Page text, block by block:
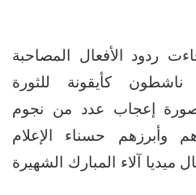
ردود الأفعال المصاحبة
ناشطون كأيقونة للثورة
إعجاب عدد من نجوم
وأبرزهم حسناء الإعلام
ميديا آلاء المبارك الشهيرة